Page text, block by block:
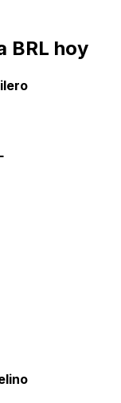
BRL hoy